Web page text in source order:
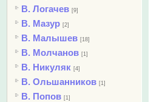
В. Логачев [9]
В. Мазур [2]
В. Малышев [18]
В. Молчанов [1]
В. Никуляк [4]
В. Ольшанников [1]
В. Попов [1]